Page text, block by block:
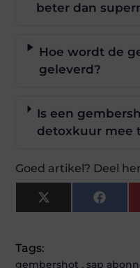
beter dan
Hoe wordt de
geleverd?
Is een
detoxkuur mee
Goed artikel? Deel
X
(Twitter)
Tags:
gembershot ,sap